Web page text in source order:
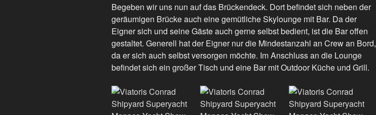
Begeben wir uns nun auf das Brückendeck. Dort befindet sich neben der
geräumigen Brücke auch eine gemütliche Skylounge mit Bar. Da der
Eigner sich und seine Gäste auch gerne selbst bedient, ist die Bar offen
gestaltet. Generell hat der Eigner nur die Mindestanzahl an Crew an Bord,
da er sich auch selbst versorgen möchte. Im Anschluss an die Lounge
befindet sich ein großer Tisch und eine Bar mit Outdoor Küche und Grill.